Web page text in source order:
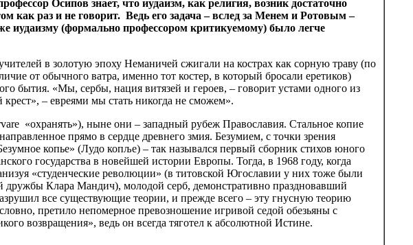
Осипов знает, что иудаизм, как религия, возник достаточно
как раз и не говорит. Ведь его задача – вслед за Менем и Ротовым –
иудаизму (формально профессором критикуемому) было легче
в золотую эпоху Неманичей сжигали на кострах как сорную траву (по
от обычного ватра, именно тот костер, в который бросали еретиков)
бытия. «Мы, сербы, нация витязей и героев, – говорит устами одного из
– евреями мы стать никогда не сможем».
«охранять»), ныне они – западный рубеж Православия. Стальное копие
прямо в сердце древнего змия. Безумием, с точки зрения
копье» (Лудо копље) – так назывался первый сборник стихов юного
государства в новейшей истории Европы. Тогда, в 1968 году, когда
«студенческие революции» (в титовской Югославии у них тоже были
дружбы Клара Мандич), молодой серб, демонстративно праздновавший
все существующие теории, и прежде всего – эту гнусную теорию
претило непомерное превозношение игривой седой обезьяны с
возвращения», ведь он всегда тяготел к абсолютной Истине.